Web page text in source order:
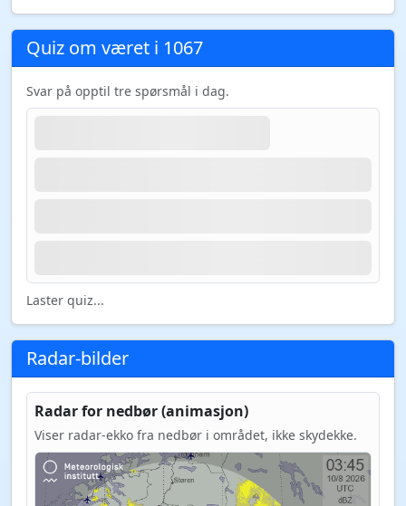
Quiz om været i 1067
Svar på opptil tre spørsmål i dag.
Laster quiz...
Radar-bilder
Radar for nedbør (animasjon)
Viser radar-ekko fra nedbør i området, ikke skydekke.